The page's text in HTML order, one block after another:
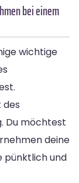
bei einem
wichtige
des
Du möchtest
deine
pünktlich und